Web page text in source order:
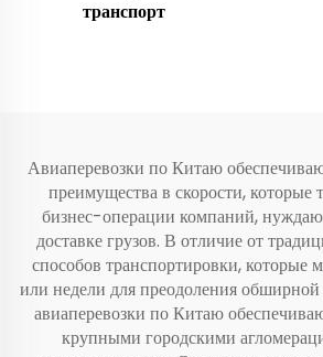
транспорт
Авиаперевозки по Китаю
преимущества в скорости,
бизнес-операции компаний,
доставке грузов. В отличие от
способов транспортировки, которые
или недели для преодоления
авиаперевозки по Китаю
крупными городскими